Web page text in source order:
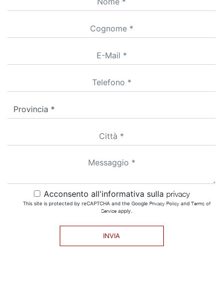
Acconsento all'informativa sulla privacy
This site is protected by reCAPTCHA and the Google Privacy Policyand Terms of
Serviceapply.
INVIA